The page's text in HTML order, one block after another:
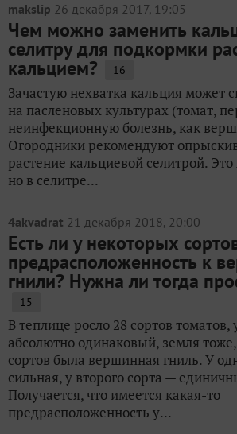
makslip 26 декабря 2017, 19:05
Чем можно заменить
селитру для подкормки
кальцием? 16
Зачастую нехватка кальция может
на пасленовых культурах (томат,
неинфекционную болезнь, как
Огородники рекомендуют
растение кальциевой селитрой.
но в селитре...
4akvadrat 21 декабря 2018, 20:00
Есть ли у некоторых
предрасположенность к
гнили? Нужна ли тогда
15
В теплице росло 28 сортов томатов,
абсолютно одинаковый, земля
сортов была вершинная гниль. У
сильная, у второго сорта —
Получается, что имеется какая-то
предрасположенность у...